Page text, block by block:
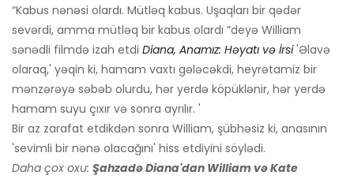
“Kabus nənəsi olardı. Mütləq kabus. Uşaqları bir qədər
sevərdi, amma mütləq bir kabus olardı ”deyə William
sənədli filmdə izah etdi Diana, Anamız: Həyatı və İrsi 'Əlavə
olaraq,' yəqin ki, hamam vaxtı gələcəkdi, heyrətamiz bir
mənzərəyə səbəb olurdu, hər yerdə köpüklənir, hər yerdə
hamam suyu çıxır və sonra ayrılır. '
Bir az zarafat etdikdən sonra William, şübhəsiz ki, anasının
'sevimli bir nənə olacağını' hiss etdiyini söylədi.
Daha çox oxu: Şahzadə Diana'dan William və Kate